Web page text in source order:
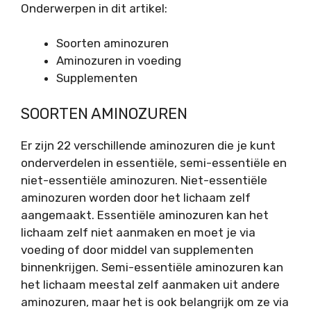
Onderwerpen in dit artikel:
Soorten aminozuren
Aminozuren in voeding
Supplementen
SOORTEN AMINOZUREN
Er zijn 22 verschillende aminozuren die je kunt
onderverdelen in essentiële, semi-essentiële en
niet-essentiële aminozuren. Niet-essentiële
aminozuren worden door het lichaam zelf
aangemaakt. Essentiële aminozuren kan het
lichaam zelf niet aanmaken en moet je via
voeding of door middel van supplementen
binnenkrijgen. Semi-essentiële aminozuren kan
het lichaam meestal zelf aanmaken uit andere
aminozuren, maar het is ook belangrijk om ze via